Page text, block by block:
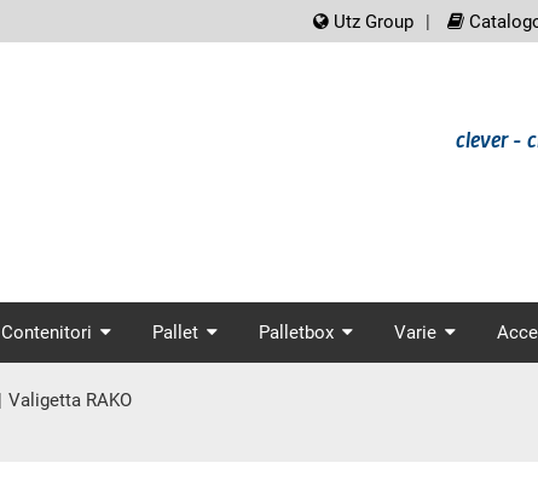
Utz Group
clever -
screenreader.main_nav
Contenitori Pallet Palletbox Varie
Valigetta RAKO